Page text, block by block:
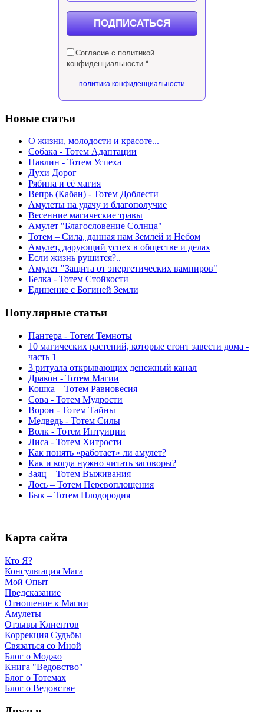
ПОДПИСАТЬСЯ
Согласие с политикой
конфиденциальности *
политика конфиденциальности
Новые статьи
О жизни, молодости и красоте...
Собака - Тотем Адаптации
Павлин - Тотем Успеха
Духи Дорог
Рябина и её магия
Вепрь (Кабан) - Тотем Доблести
Амулеты на удачу и благополучие
Весенние магические травы
Амулет "Благословение Солнца"
Тотем – Сила, данная нам Землей и Небом
Амулет, дарующий успех в обществе и делах
Если жизнь рушится?..
Амулет "Защита от энергетических вампиров"
Белка - Тотем Стойкости
Единение с Богиней Земли
Популярные статьи
Пантера - Тотем Темноты
10 магических растений, которые стоит завести дома -
часть 1
3 ритуала открывающих денежный канал
Дракон - Тотем Магии
Кошка – Тотем Равновесия
Сова - Тотем Мудрости
Ворон - Тотем Тайны
Медведь - Тотем Силы
Волк - Тотем Интуиции
Лиса - Тотем Хитрости
Как понять «работает» ли амулет?
Как и когда нужно читать заговоры?
Заяц – Тотем Выживания
Лось – Тотем Перевоплощения
Бык – Тотем Плодородия
Карта сайта
Кто Я?
Консультация Мага
Мой Опыт
Предсказание
Отношение к Магии
Амулеты
Отзывы Клиентов
Коррекция Судьбы
Связаться со Мной
Блог о Моджо
Книга "Ведовство"
Блог о Тотемах
Блог о Ведовстве